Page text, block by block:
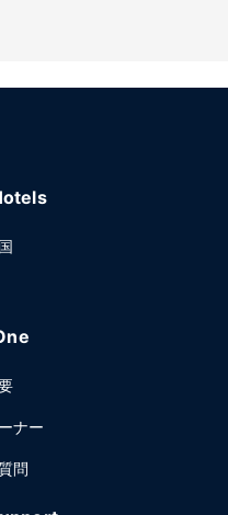
す (有料)。
お使いいただけます。デ
ル (32 平方フィート) の
ナー
問